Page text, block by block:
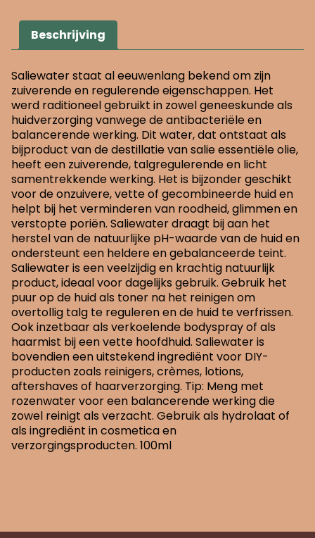
Beschrijving
Saliewater staat al eeuwenlang bekend om zijn
zuiverende en regulerende eigenschappen. Het
werd raditioneel gebruikt in zowel geneeskunde als
huidverzorging vanwege de antibacteriële en
balancerende werking. Dit water, dat ontstaat als
bijproduct van de destillatie van salie essentiële olie,
heeft een zuiverende, talgregulerende en licht
samentrekkende werking. Het is bijzonder geschikt
voor de onzuivere, vette of gecombineerde huid en
helpt bij het verminderen van roodheid, glimmen en
verstopte poriën. Saliewater draagt bij aan het
herstel van de natuurlijke pH-waarde van de huid en
ondersteunt een heldere en gebalanceerde teint.
Saliewater is een veelzijdig en krachtig natuurlijk
product, ideaal voor dagelijks gebruik. Gebruik het
puur op de huid als toner na het reinigen om
overtollig talg te reguleren en de huid te verfrissen.
Ook inzetbaar als verkoelende bodyspray of als
haarmist bij een vette hoofdhuid. Saliewater is
bovendien een uitstekend ingrediënt voor DIY-
producten zoals reinigers, crèmes, lotions,
aftershaves of haarverzorging. Tip: Meng met
rozenwater voor een balancerende werking die
zowel reinigt als verzacht. Gebruik als hydrolaat of
als ingrediënt in cosmetica en
verzorgingsproducten. 100ml